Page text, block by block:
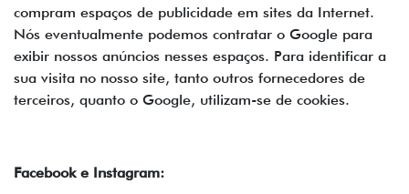
compram espaços de publicidade em sites da Internet.
Nós eventualmente podemos contratar o Google para
exibir nossos anúncios nesses espaços. Para identificar a
sua visita no nosso site, tanto outros fornecedores de
terceiros, quanto o Google, utilizam-se de cookies.
Facebook e Instagram: